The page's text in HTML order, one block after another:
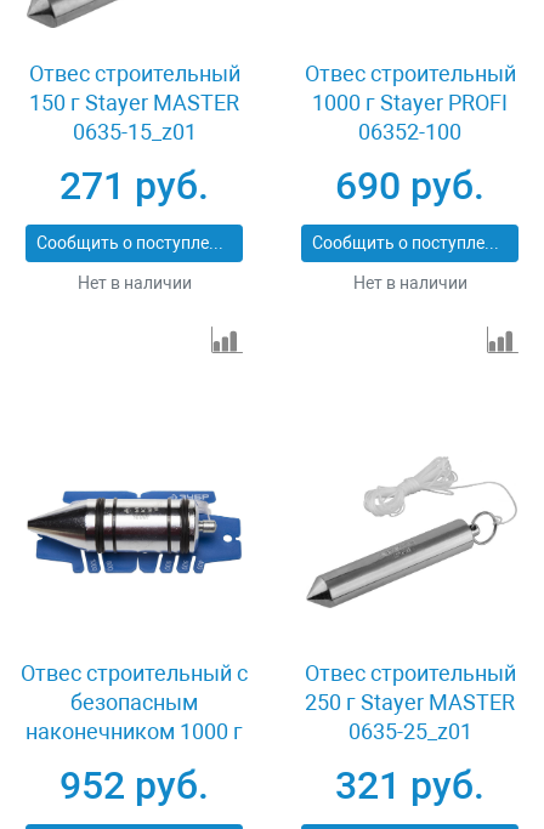
Отвес строительный
150 г Stayer MASTER
0635-15_z01
271 руб.
Сообщить о поступлении
Нет в наличии
Отвес строительный
1000 г Stayer PROFI
06352-100
690 руб.
Сообщить о поступлении
Нет в наличии
Отвес строительный c
безопасным
наконечником 1000 г
100_z01
952 руб.
Отвес строительный
250 г Stayer MASTER
0635-25_z01
321 руб.